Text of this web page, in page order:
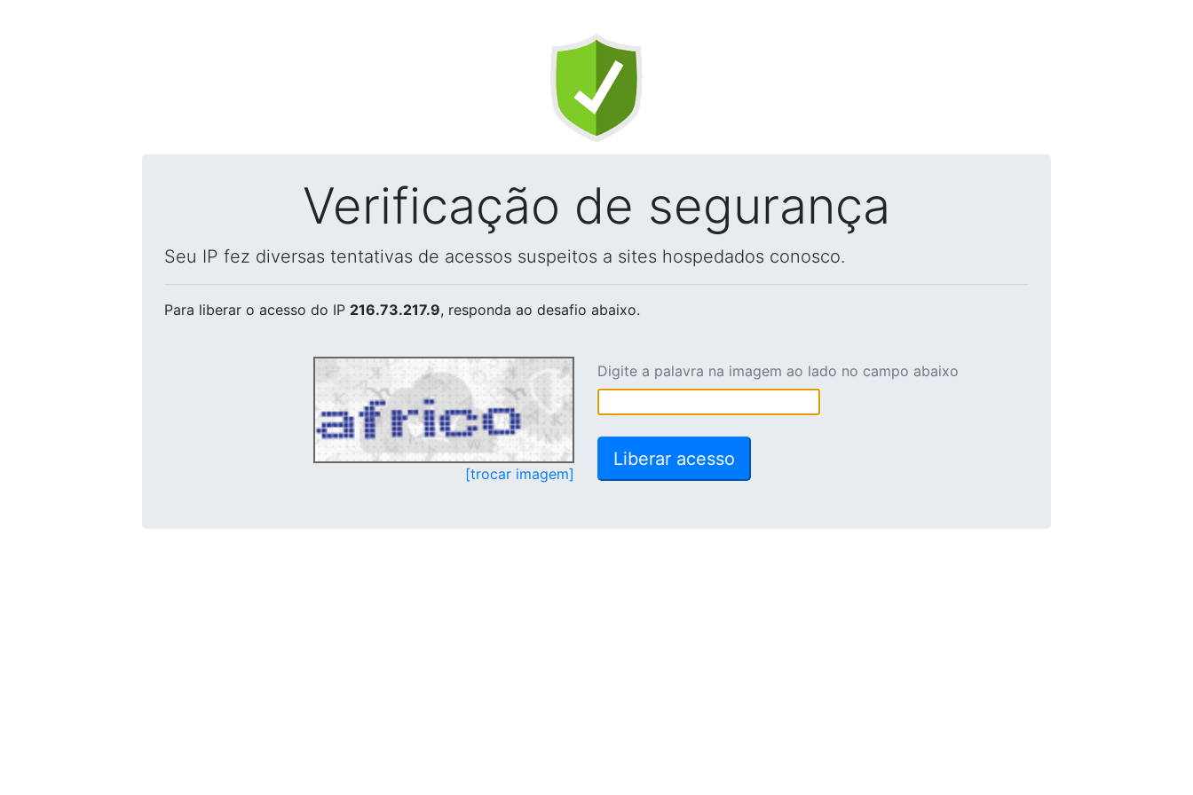
Verificação de segurança
Seu IP fez diversas tentativas de acessos suspeitos a sites hospedados conosco.
Para liberar o acesso do IP 216.73.217.9, responda ao desafio abaixo.
[trocar imagem]
Digite a palavra na imagem ao lado no campo abaixo